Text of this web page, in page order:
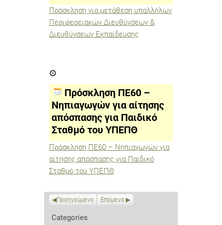
Πρόσκληση για μετάθεση υπαλλήλων
Περιφερειακών Διευθύνσεων &
Διευθύνσεων Εκπαίδευσης
ΠΕ60
Νηπιαγωγών
αίτησης
απόσπασης
για
Παιδικό
Σταθμό
του
ΥΠΕΠΘ
Πρόσκληση ΠΕ60 –
Νηπιαγωγών για αίτησης
απόσπασης για Παιδικό
Σταθμό του ΥΠΕΠΘ
Πρόσκληση ΠΕ60 – Νηπιαγωγών για
αίτησης απόσπασης για Παιδικό
Σταθμό του ΥΠΕΠΘ
Προηγούμενο Επόμενο
Categories